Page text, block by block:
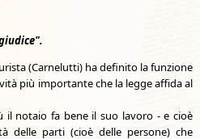
(Carnelutti) ha definito la funzione
più importante che la legge affida al
il notaio fa bene il suo lavoro - e cioè
delle parti (cioè delle persone) che